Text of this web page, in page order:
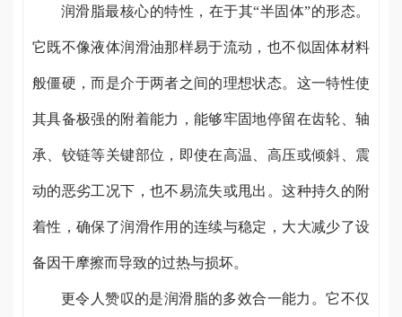
润滑脂最核心的特性，在于其“半固体”的形态。
它既不像液体润滑油那样易于流动，也不似固体材料
般僵硬，而是介于两者之间的理想状态。这一特性使
其具备极强的附着能力，能够牢固地停留在齿轮、轴
承、铰链等关键部位，即使在高温、高压或倾斜、震
动的恶劣工况下，也不易流失或甩出。这种持久的附
着性，确保了润滑作用的连续与稳定，大大减少了设
备因干摩擦而导致的过热与损坏。
更令人赞叹的是润滑脂的多效合一能力。它不仅